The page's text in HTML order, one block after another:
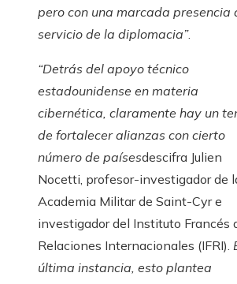
pero con una marcada presencia
servicio de la diplomacia”.
“Detrás del apoyo técnico
estadounidense en materia
cibernética, claramente hay un
de fortalecer alianzas con cierto
número de paísesdescifra Julien
Nocetti, profesor-investigador de
Academia Militar de Saint-Cyr e
investigador del Instituto Francés
Relaciones Internacionales (IFRI).
última instancia, esto plantea